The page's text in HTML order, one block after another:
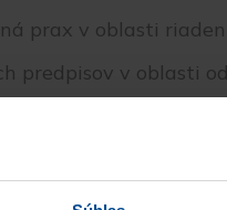
prax v oblasti
predpisov v oblasti
pozícii výhodou